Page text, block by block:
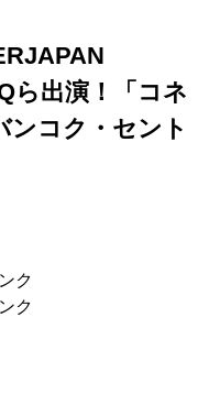
ら出演！「コネ
ンコク・セント
ク
ク